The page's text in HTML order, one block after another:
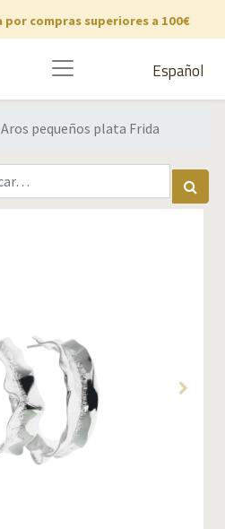
compras superiores a 100€
Español
Aros pequeños plata Frida